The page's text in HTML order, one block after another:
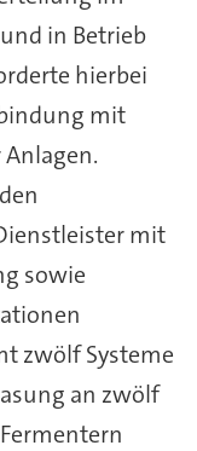
in Betrieb
hierbei
mit
mit
sowie
zwölf Systeme
an zwölf